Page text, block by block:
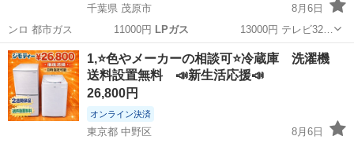
千葉県 茂原市
8月6日
ンロ 都市ガス 11000円 LPガス 13000円 テレビ32…
千葉 茂原市 生活家電 新生活
1,⭐️色やメーカーの相談可⭐️冷蔵庫 洗濯機
送料設置無料 📣新生活応援📣
26,800円
オンライン決済
東京都 中野区
8月6日